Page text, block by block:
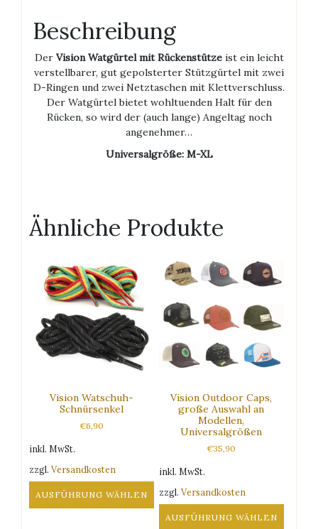
Beschreibung
Der Vision Watgürtel mit Rückenstützeist ein leicht
verstellbarer, gut gepolsterter Stützgürtel mit zwei
D-Ringen und zwei Netztaschen mit Klettverschluss.
Der Watgürtel bietet wohltuenden Halt für den
Rücken, so wird der (auch lange) Angeltag noch
angenehmer…
Universalgröße: M-XL
Ähnliche Produkte
Vision Watschuh-
Schnürsenkel
€6,90
inkl. MwSt.
zzgl. Versandkosten
AUSFÜHRUNG WÄHLEN
Vision Outdoor Caps,
große Auswahl an
Modellen,
Universalgrößen
€35,90
inkl. MwSt.
zzgl.Versandkosten
AUSFÜHRUNG WÄHLEN